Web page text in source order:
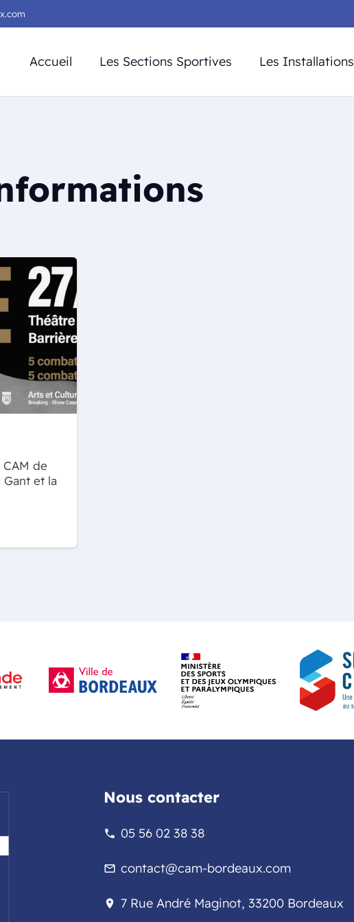
Accueil Les Sections Sportives Les Installations
de
Gant et la
Nous contacter
phone 05 56 02 38 38
mail_outline contact@cam-bordeaux.com
location_on 7 Rue André Maginot, 33200 Bordeaux